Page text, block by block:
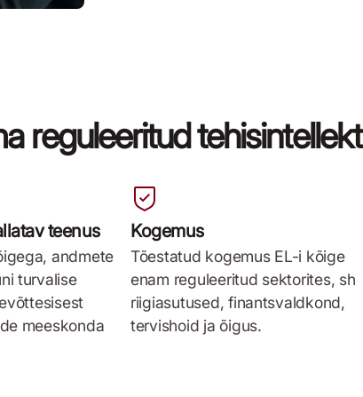
reguleeritud
teenus
andmete
turvalise
meeskonda
Kogemus
Tõestatud kogemus EL-i kõige
enam reguleeritud sektorites, sh
riigiasutused, finantsvaldkond,
tervishoid ja õigus.